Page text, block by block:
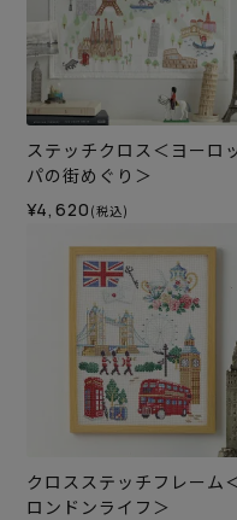
ステッチクロス＜ヨーロ
パの街めぐり＞
¥4,620 (税込)
クロスステッチフレーム
ロンドンライフ＞